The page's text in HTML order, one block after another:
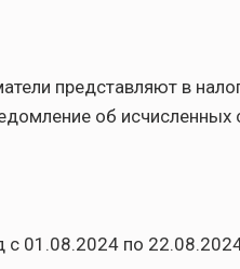
представляют в
об исчисленных
с 01.08.2024 по